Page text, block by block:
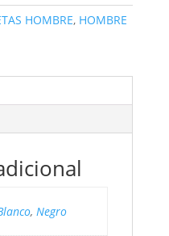
HOMBRE, HOMBRE
, Negro